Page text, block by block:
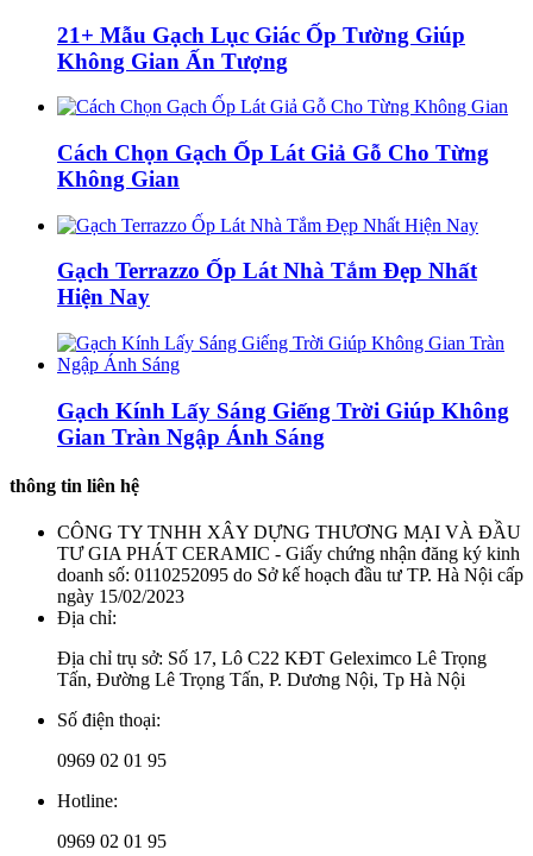
21+ Mẫu Gạch Lục Giác Ốp Tường Giúp
Không Gian Ấn Tượng
Cách Chọn Gạch Ốp Lát Giả Gỗ Cho Từng
Không Gian
Gạch Terrazzo Ốp Lát Nhà Tắm Đẹp Nhất
Hiện Nay
Gạch Kính Lấy Sáng Giếng Trời Giúp Không
Gian Tràn Ngập Ánh Sáng
thông tin liên hệ
CÔNG TY TNHH XÂY DỰNG THƯƠNG MẠI VÀ ĐẦU
TƯ GIA PHÁT CERAMIC - Giấy chứng nhận đăng ký kinh
doanh số: 0110252095 do Sở kế hoạch đầu tư TP. Hà Nội cấp
ngày 15/02/2023
Địa chỉ:
Địa chỉ trụ sở: Số 17, Lô C22 KĐT Geleximco Lê Trọng
Tấn, Đường Lê Trọng Tấn, P. Dương Nội, Tp Hà Nội
Số điện thoại:
0969 02 01 95
Hotline:
0969 02 01 95